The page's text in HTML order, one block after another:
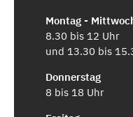
Montag -
8.30 bis 12 Uhr
und 13.30 bis
Donnerstag
8 bis 18 Uhr